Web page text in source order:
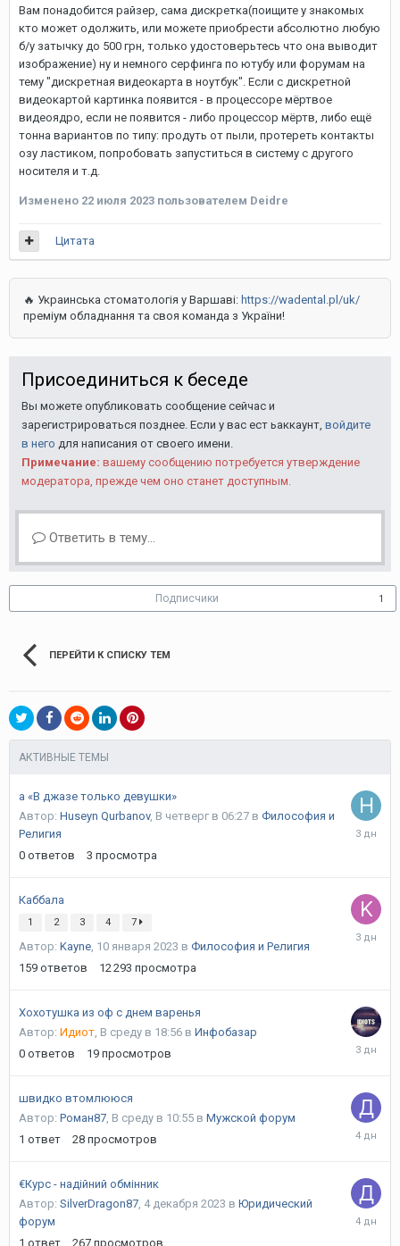
Вам понадобится райзер, сама дискретка(поищите у знакомых
кто может одолжить, или можете приобрести абсолютно любую
б/у затычку до 500 грн, только удостоверьтесь что она выводит
изображение) ну и немного серфинга по ютубу или форумам на
тему "дискретная видеокарта в ноутбук". Если с дискретной
видеокартой картинка появится - в процессоре мёртвое
видеоядро, если не появится - либо процессор мёртв, либо ещё
тонна вариантов по типу: продуть от пыли, протереть контакты
озу ластиком, попробовать запуститься в систему с другого
носителя и т.д.
Изменено 22 июля 2023 пользователем Deidre
Цитата
🔥 Украинська стоматологія у Варшаві: https://wadental.pl/uk/
преміум обладнання та своя команда з України!
Присоединиться к беседе
Вы можете опубликовать сообщение сейчас и
зарегистрироваться позднее. Если у вас ест ьаккаунт, войдите
в него для написания от своего имени.
Примечание: вашему сообщению потребуется утверждение
модератора, прежде чем оно станет доступным.
Ответить в тему...
Подписчики 1
ПЕРЕЙТИ К СПИСКУ ТЕМ
АКТИВНЫЕ ТЕМЫ
а «В джазе только девушки»
Автор: Huseyn Qurbanov, В четверг в 06:27 в Философия и
Религия
0 ответов 3 просмотра
В
Каббала
1 2 3 4 7
Автор: Kayne, 10 января 2023 в Философия и Религия
159 ответов 12 293 просмотра
В
Хохотушка из оф с днем варенья
Автор: Идиот, В среду в 18:56 в Инфобазар
0 ответов 19 просмотров
В
18:56
швидко втомлююся
Автор: Роман87, В среду в 10:55 в Мужской форум
1 ответ 28 просмотров
В
11:00
€Курс - надійний обмінник
Автор: SilverDragon87, 4 декабря 2023 в Юридический
форум
1 ответ 267 просмотров
В